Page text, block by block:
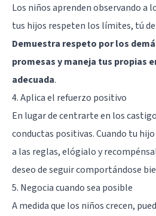
Los niños aprenden observando a
tus hijos respeten los límites, tú
Demuestra respeto por los
promesas y maneja tus propias
adecuada.
4. Aplica el refuerzo positivo
En lugar de centrarte en los
conductas positivas. Cuando tu
a las reglas, elógialo y
deseo de seguir comportándose
5. Negocia cuando sea posible
A medida que los niños crecen,